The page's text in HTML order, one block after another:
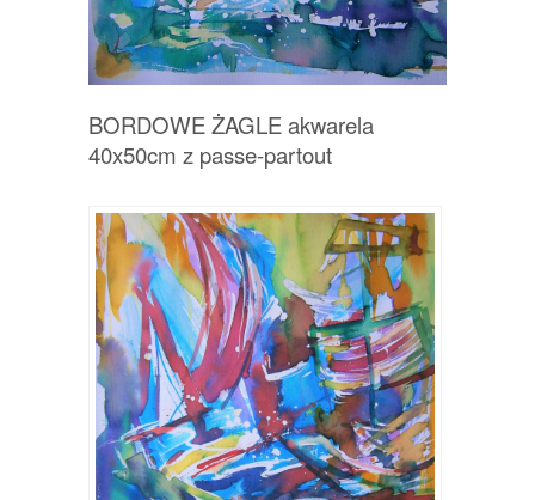
BORDOWE ŻAGLE akwarela
40x50cm z passe-partout